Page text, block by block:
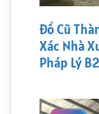
Đồ Cũ
Xác Nhà
Pháp Lý